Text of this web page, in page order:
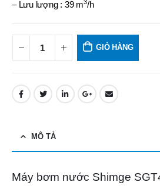
– Lưu lượng : 39 m3/h
GIỎ HÀNG
MÔ TẢ
Máy bơm nước Shimge